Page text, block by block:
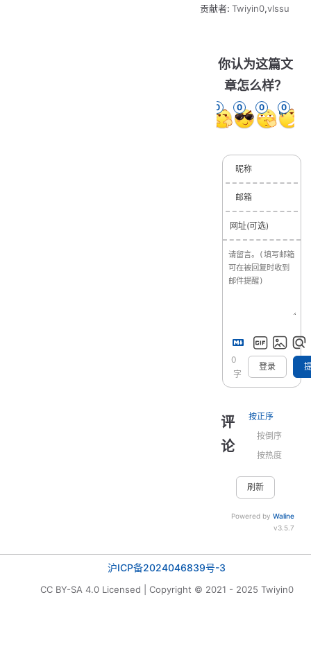
贡献者: Twiyin0,vlssu
你认为这篇文
章怎么样？
0 0 0 0
昵称
邮箱
网址(可选)
0
字
登录
评
论
按正序
按倒序
按热度
刷新
Powered by Waline
v3.5.7
沪ICP备2024046839号-3
CC BY-SA 4.0 Licensed | Copyright © 2021 - 2025 Twiyin0